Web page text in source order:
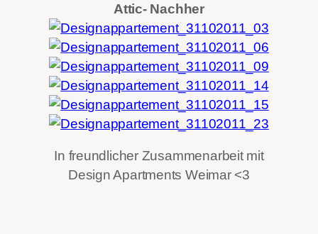
Attic- Nachher
In freundlicher Zusammenarbeit mit
Design Apartments Weimar <3